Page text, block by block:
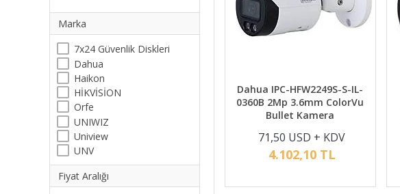
Marka
7x24 Güvenlik Diskleri
Dahua
Haikon
HİKVİSİON
Orfe
UNIWIZ
Uniview
UNV
Fiyat Aralığı
Dahua IPC-HFW2249S-S-IL-
0360B 2Mp 3.6mm ColorVu
Bullet Kamera
71,50 USD + KDV
4.102,10 TL